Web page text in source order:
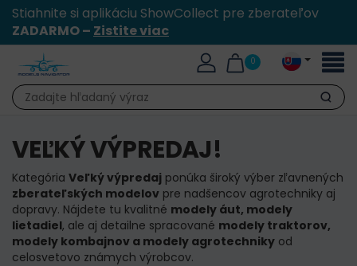
Stiahnite si aplikáciu ShowCollect pre zberateľov
ZADARMO – Zistite viac
0
Hľadať
VEĽKÝ VÝPREDAJ!
Kategória Veľký výpredaj ponúka široký výber zľavnených
zberateľských modelov pre nadšencov agrotechniky aj
dopravy. Nájdete tu kvalitné modely áut, modely
lietadiel, ale aj detailne spracované modely traktorov,
modely kombajnov a modely agrotechniky od
celosvetovo známych výrobcov.